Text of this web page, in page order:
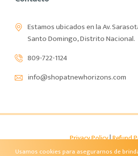
Estamos ubicados en la Av.
Santo Domingo, Distrito Nacional.
809-722-1124
info@shopatnewhorizons.com
Privacy Policy|Refund
Shop at Newhorizons – GCNH-
Usamos cookies para asegurarnos de